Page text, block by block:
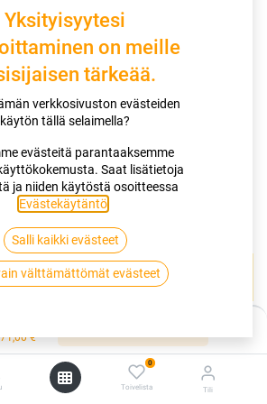
€
0
Toivelista Tili
18 66P DUNLOP K180
DUNLOP K180
Tuotekoodi:266157
kelvollista yhdistelmää.
Yksityisyytesi
on meille
tärkeää.
verkkosivuston evästeiden
käytön tällä selaimella?
evästeitä parantaaksemme
Saat lisätietoja
ja niiden käytöstä osoitteessa
Evästekäytäntö
Salli kaikki evästeet
välttämättömät evästeet